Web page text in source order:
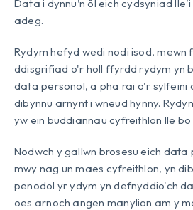
Data i dynnu’n ôl eich cydsyniad
adeg.
Rydym hefyd wedi nodi isod,
ddisgrifiad o'r holl ffyrdd rydym yn
data personol, a pha rai o'r sylfeini
dibynnu arnynt i wneud hynny.
yw ein buddiannau cyfreithlon lle
Nodwch y gallwn brosesu eich
mwy nag un maes cyfreithlon, yn
penodol yr ydym yn defnyddio'ch
oes arnoch angen manylion am y